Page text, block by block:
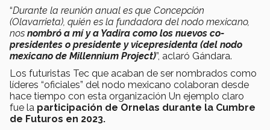
“Durante la reunión anual es que Concepción
(Olavarrieta), quién es la fundadora del nodo mexicano,
nos nombró a mí y a Yadira como los nuevos co-
presidentes o presidente y vicepresidenta (del nodo
mexicano de Millennium Project)”, aclaró Gándara.
Los futuristas Tec que acaban de ser nombrados como
líderes “oficiales” del nodo mexicano colaboran desde
hace tiempo con esta organización Un ejemplo claro
fue la participación de Ornelas durante la Cumbre
de Futuros en 2023.